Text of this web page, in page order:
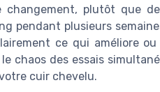
changement, plutôt que
pendant plusieurs
ce qui améliore
chaos des essais
cuir chevelu.